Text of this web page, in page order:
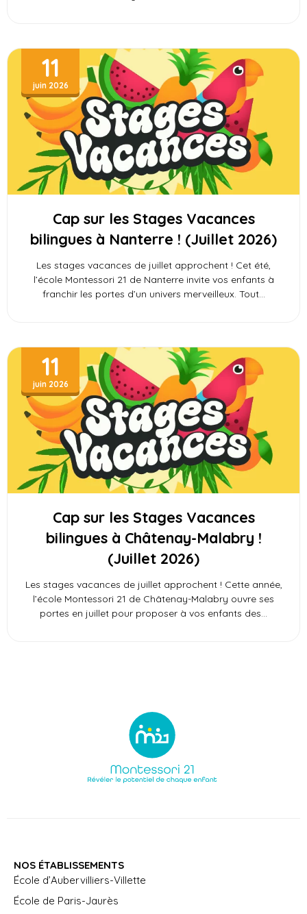
Cap sur les Stages Vacances
bilingues à Nanterre ! (Juillet 2026)
11
juin 2026
Les stages vacances de juillet approchent ! Cet été,
l’école Montessori 21 de Nanterre invite vos enfants à
franchir les portes d’un univers merveilleux. Tout
Cap sur les Stages Vacances
bilingues à Châtenay-Malabry !
(Juillet 2026)
11
juin 2026
Les stages vacances de juillet approchent ! Cette année,
l’école Montessori 21 de Châtenay-Malabry ouvre ses
portes en juillet pour proposer à vos enfants des
NOS ÉTABLISSEMENTS
École d’Aubervilliers-Villette
École de Paris-Jaurès